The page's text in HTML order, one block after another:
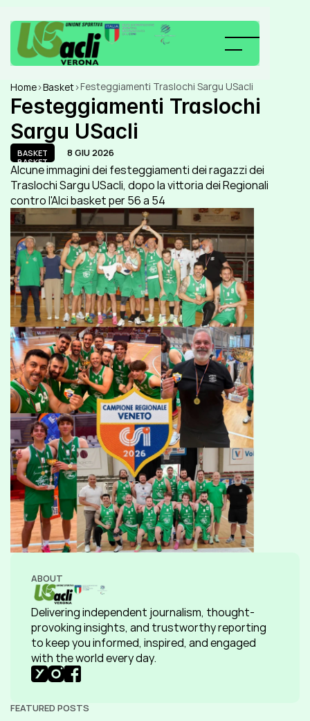
Home>Basket>Festeggiamenti Traslochi Sargu USacli
Festeggiamenti Traslochi
Sargu USacli
BASKET
BASKET
8 GIU 2026
Alcune immagini dei festeggiamenti dei ragazzi dei
Traslochi Sargu USacli, dopo la vittoria dei Regionali
contro l'Alci basket per 56 a 54
ABOUT
Delivering independent journalism, thought-
provoking insights, and trustworthy reporting
to keep you informed, inspired, and engaged
with the world every day.
FEATURED POSTS